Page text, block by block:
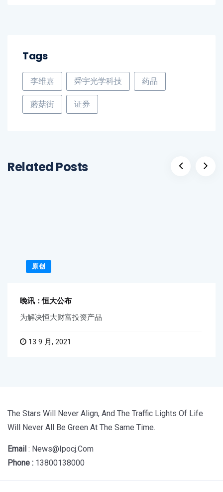
Tags
李维嘉 舜宇光学科技 药品
蘑菇街 证券
Related Posts
原创
晚讯：恒大公布
为解决恒大财富投资产品
13 9 月, 2021
The Stars Will Never Align, And The Traffic Lights Of Life
Will Never All Be Green At The Same Time.
Email : News@ipocj.com
Phone : 13800138000